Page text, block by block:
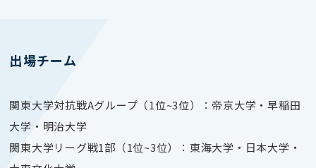
出場チーム
関東大学対抗戦Aグループ（1位~3位）：帝京大学・早稲田
大学・明治大学
関東大学リーグ戦1部（1位~3位）：東海大学・日本大学・